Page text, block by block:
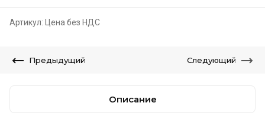
Артикул: Цена без НДС
Предыдущий Следующий
Описание